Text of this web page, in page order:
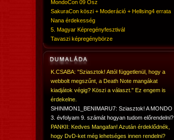
MondoCon 09 Ősz
SakuraCon köszi + Moderáció + Hellsing4 errata
Nana érdekesség
5. Magyar Képregényfesztivál
Tavaszi képregénybörze
K.CSABA: "Sziasztok! Attól függetlenül, hogy a
webbolt megszűnt, a Death Note mangákat
kiadjátok végig? Köszi a választ." Ez engem is
érdekelne.
SHINMON1_BENIMARU7: Sziasztok! A MONDO
3. évfolyam 9. számát hogyan tudom előrendelni?
PANKII: Kedves Mangafan! Azután érdeklődnék,
hogy DvD-ket még lehetséges innen rendelni?